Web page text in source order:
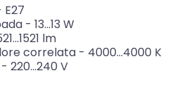
E27
- 13...13 W
lm
correlata- 4000...4000 K
- 220...240 V